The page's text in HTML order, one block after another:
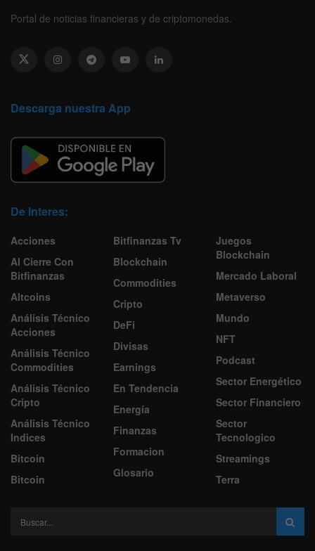
Portal de noticias financieras y de criptomonedas.
Descarga nuestra App
De Interes:
Acciones
Al Cierre Con
Bitfinanzas
Altcoins
Análisis Técnico
Acciones
Análisis Técnico
Commodities
Análisis Técnico
Cripto
Análisis Técnico
Indices
Bitcoin
Bitcoin
Bitfinanzas Tv
Blockchain
Commodities
Cripto
DeFi
Divisas
Earnings
En Tendencia
Energía
Finanzas
Formacion
Glosario
Juegos
Blockchain
Mercado Laboral
Metaverso
Mundo
NFT
Podcast
Sector Energético
Sector Financiero
Sector
Tecnologico
Streamings
Terra